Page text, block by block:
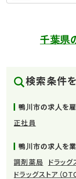
千葉県
検索条件
鴨川市の求人を
正社員
鴨川市の求人を
調剤薬局
ドラッグ
ドラッグストア（